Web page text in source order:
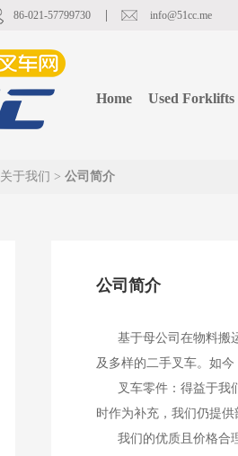
86-021-57799730 info@51cc.me
Home Used Forklifts
关于我们 > 公司简介
公司简介
基于母公司在物料搬运
及多样的二手叉车。如
叉车零件：得益于我们
时作为补充，我们仍提
我们的优质且价格合理